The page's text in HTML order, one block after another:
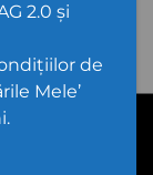
2.0 și
de
Mele’
Accesibilitate
site